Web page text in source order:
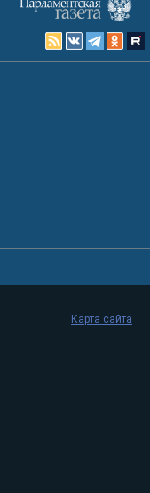
Карта сайта